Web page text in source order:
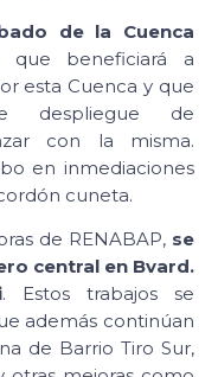
de la Cuenca
que beneficiará a
esta Cuenca y que
despliegue de
con la misma.
en inmediaciones
cuneta.
de RENABAP, se
central en Bvard.
. Estos trabajos se
además continúan
de Barrio Tiro Sur,